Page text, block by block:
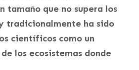
tamaño que no supera los
tradicionalmente ha sido
científicos como un
los ecosistemas donde